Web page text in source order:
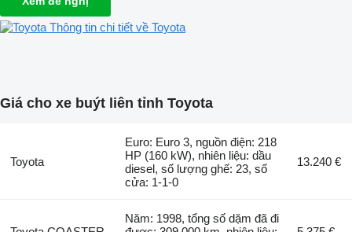
Thông tin chi tiết về Toyota
Giá cho xe buýt liên tỉnh Toyota
Toyota
Euro: Euro 3, nguồn điện: 218
HP (160 kW), nhiên liệu: dầu
diesel, số lượng ghế: 23, số
cửa: 1-1-0
13.240 €
Năm: 1998, tổng số dặm đã đi